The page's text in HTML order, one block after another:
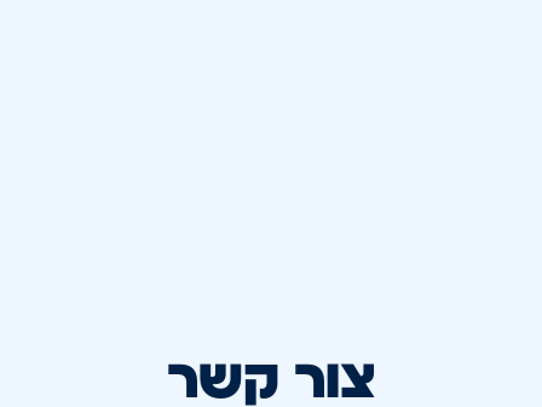
צור קשר